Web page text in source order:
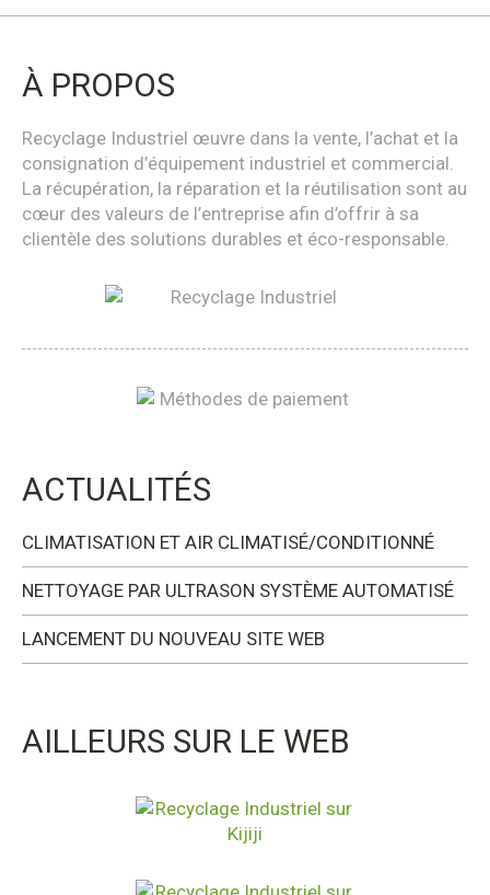
À PROPOS
Recyclage Industriel œuvre dans la vente, l’achat et la
consignation d’équipement industriel et commercial.
La récupération, la réparation et la réutilisation sont au
cœur des valeurs de l’entreprise afin d’offrir à sa
clientèle des solutions durables et éco-responsable.
ACTUALITÉS
CLIMATISATION ET AIR CLIMATISÉ/CONDITIONNÉ
NETTOYAGE PAR ULTRASON SYSTÈME AUTOMATISÉ
LANCEMENT DU NOUVEAU SITE WEB
AILLEURS SUR LE WEB